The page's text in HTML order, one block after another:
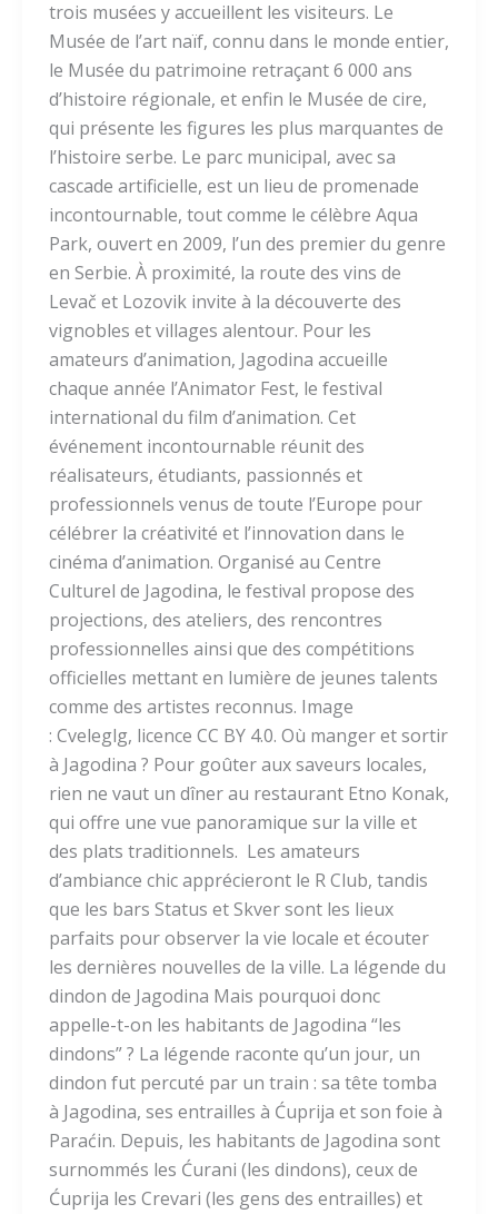
trois musées y accueillent les visiteurs. Le
Musée de l’art naïf, connu dans le monde entier,
le Musée du patrimoine retraçant 6 000 ans
d’histoire régionale, et enfin le Musée de cire,
qui présente les figures les plus marquantes de
l’histoire serbe. Le parc municipal, avec sa
cascade artificielle, est un lieu de promenade
incontournable, tout comme le célèbre Aqua
Park, ouvert en 2009, l’un des premier du genre
en Serbie. À proximité, la route des vins de
Levač et Lozovik invite à la découverte des
vignobles et villages alentour. Pour les
amateurs d’animation, Jagodina accueille
chaque année l’Animator Fest, le festival
international du film d’animation. Cet
événement incontournable réunit des
réalisateurs, étudiants, passionnés et
professionnels venus de toute l’Europe pour
célébrer la créativité et l’innovation dans le
cinéma d’animation. Organisé au Centre
Culturel de Jagodina, le festival propose des
projections, des ateliers, des rencontres
professionnelles ainsi que des compétitions
officielles mettant en lumière de jeunes talents
comme des artistes reconnus. Image
: Cveleglg, licence CC BY 4.0. Où manger et sortir
à Jagodina ? Pour goûter aux saveurs locales,
rien ne vaut un dîner au restaurant Etno Konak,
qui offre une vue panoramique sur la ville et
des plats traditionnels. Les amateurs
d’ambiance chic apprécieront le R Club, tandis
que les bars Status et Skver sont les lieux
parfaits pour observer la vie locale et écouter
les dernières nouvelles de la ville. La légende du
dindon de Jagodina Mais pourquoi donc
appelle-t-on les habitants de Jagodina “les
dindons” ? La légende raconte qu’un jour, un
dindon fut percuté par un train : sa tête tomba
à Jagodina, ses entrailles à Ćuprija et son foie à
Paraćin. Depuis, les habitants de Jagodina sont
surnommés les Ćurani (les dindons), ceux de
Ćuprija les Crevari (les gens des entrailles) et